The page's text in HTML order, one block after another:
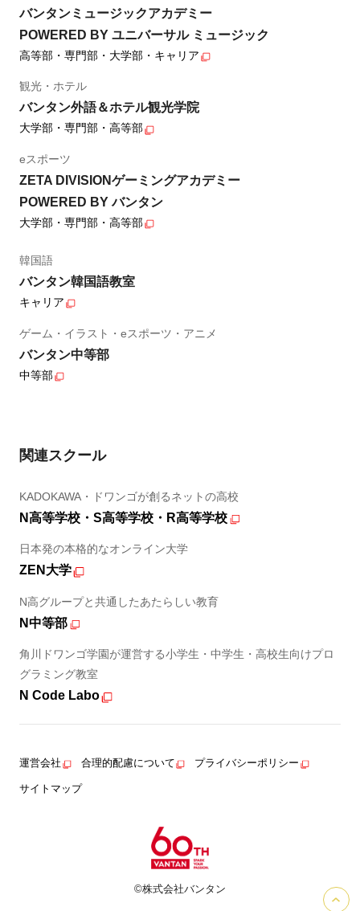
バンタンミュージックアカデミー
POWERED BY ユニバーサル ミュージック
高等部・専門部・大学部・キャリア
観光・ホテル
バンタン外語＆ホテル観光学院
大学部・専門部・高等部
eスポーツ
ZETA DIVISIONゲーミングアカデミー
POWERED BY バンタン
大学部・専門部・高等部
韓国語
バンタン韓国語教室
キャリア
ゲーム・イラスト・eスポーツ・アニメ
バンタン中等部
中等部
関連スクール
KADOKAWA・ドワンゴが創るネットの高校
N高等学校・S高等学校・R高等学校
日本発の本格的なオンライン大学
ZEN大学
N高グループと共通したあたらしい教育
N中等部
角川ドワンゴ学園が運営する小学生・中学生・高校生向けプロ
グラミング教室
N Code Labo
運営会社 合理的配慮について プライバシーポリシー
サイトマップ
©株式会社バンタン